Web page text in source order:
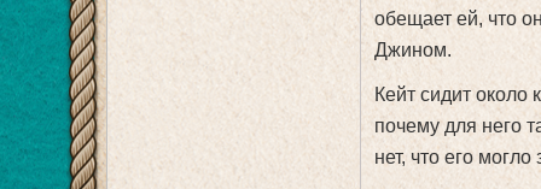
обещает ей, что
Джином.
Кейт сидит около
почему для него
нет, что его могло